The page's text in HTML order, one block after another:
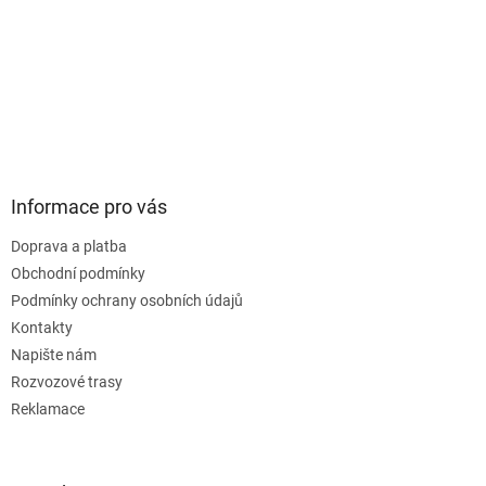
Informace pro vás
Doprava a platba
Obchodní podmínky
Podmínky ochrany osobních údajů
Kontakty
Napište nám
Rozvozové trasy
Reklamace